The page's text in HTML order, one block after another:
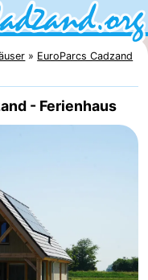
EuroParcs Cadzand
- Ferienhaus